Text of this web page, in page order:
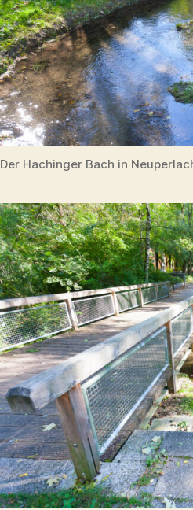
Der Hachinger Bach in